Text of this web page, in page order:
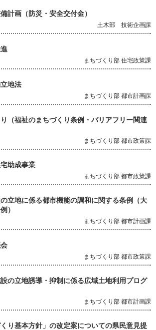
計画（防災・安全交付金）
土木部 技術企画課
まちづくり部 住宅政策課
地法
まちづくり部 都市計画課
（福祉のまちづくり条例・バリアフリー関連
まちづくり部 都市政策課
助成事業
まちづくり部 都市政策課
立地に係る都市機能の調和に関する条例（大
）
まちづくり部 都市計画課
まちづくり部 都市政策課
の立地誘導・抑制に係る広域土地利用プログ
まちづくり部 都市計画課
くり基本方針」の改定案についての県民意見提